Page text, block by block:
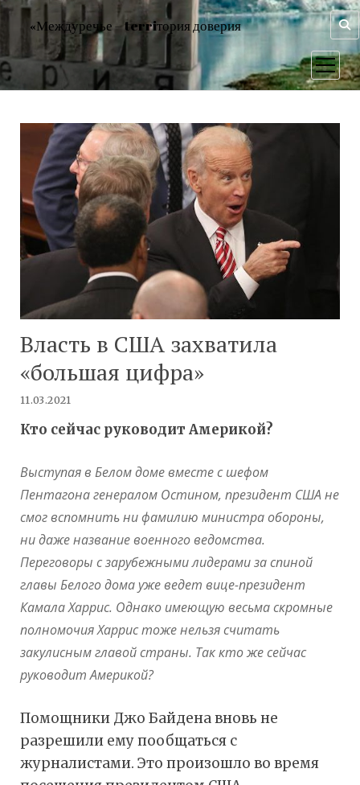
«Междуречье – terriтория доверия
меню
Власть в США захватила
«большая цифра»
11.03.2021
Кто сейчас руководит Америкой?
Выступая в Белом доме вместе с шефом
Пентагона генералом Остином, президент США не
смог вспомнить ни фамилию министра обороны,
ни даже название военного ведомства.
Переговоры с зарубежными лидерами за спиной
главы Белого дома уже ведет вице-президент
Камала Харрис. Однако имеющую весьма скромные
полномочия Харрис тоже нельзя считать
закулисным главой страны. Так кто же сейчас
руководит Америкой?
Помощники Джо Байдена вновь не
разрешили ему пообщаться с
журналистами. Это произошло во время